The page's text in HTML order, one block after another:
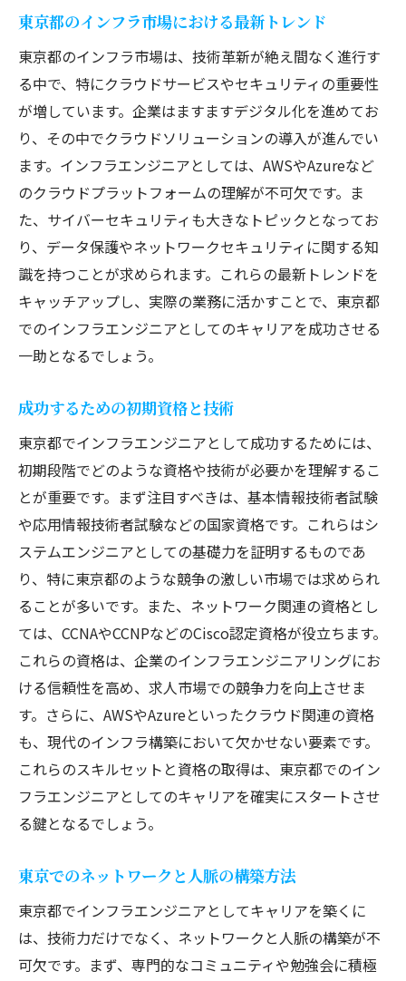
性
クラウドサービス活用による業務効率化の
実現
ネットワーク運用の経験を東京都でのインフラ
キャリアにどう繋げるか
ネットワーク運用の基本とその応用例
ネットワーク運用経験が東京都でのキャリ
アに与えるメリット
ネットワークトラブルシューティングの実
践例
東京都の企業におけるネットワーク戦略
ネットワーク運用のスキルアップ方法
ーション能力
東京都のシステム開発現場で求められるインフ
ラエンジニアの資質とは
システム開発とインフラ設計の連携
東京の開発現場で求められる柔軟性
プロジェクト管理スキルの重要性
東京都の企業文化に適応するためのヒント
インフラエンジニアのクリエイティブな考
え方
持続的成長を支えるフィードバックの活用
法
地方との違い東京都でインフラエンジニアが直
面する課題とその克服法
都市特有のインフラエンジニアリング課題
東京都の問題解決力を高める方法
東京都でのストレス管理とワークライフバ
ランス
都市部でのネットワークインフラの管理法
東京都のインフラ市場における最新トレンド
東京都のインフラ市場は、技術革新が絶え間なく進行す
る中で、特にクラウドサービスやセキュリティの重要性
が増しています。企業はますますデジタル化を進めてお
り、その中でクラウドソリューションの導入が進んでい
ます。インフラエンジニアとしては、AWSやAzureなど
のクラウドプラットフォームの理解が不可欠です。ま
た、サイバーセキュリティも大きなトピックとなってお
り、データ保護やネットワークセキュリティに関する知
識を持つことが求められます。これらの最新トレンドを
キャッチアップし、実際の業務に活かすことで、東京都
でのインフラエンジニアとしてのキャリアを成功させる
一助となるでしょう。
成功するための初期資格と技術
東京都でインフラエンジニアとして成功するためには、
初期段階でどのような資格や技術が必要かを理解するこ
とが重要です。まず注目すべきは、基本情報技術者試験
や応用情報技術者試験などの国家資格です。これらはシ
ステムエンジニアとしての基礎力を証明するものであ
り、特に東京都のような競争の激しい市場では求められ
ることが多いです。また、ネットワーク関連の資格とし
ては、CCNAやCCNPなどのCisco認定資格が役立ちます。
これらの資格は、企業のインフラエンジニアリングにお
ける信頼性を高め、求人市場での競争力を向上させま
す。さらに、AWSやAzureといったクラウド関連の資格
も、現代のインフラ構築において欠かせない要素です。
これらのスキルセットと資格の取得は、東京都でのイン
フラエンジニアとしてのキャリアを確実にスタートさせ
る鍵となるでしょう。
東京でのネットワークと人脈の構築方法
東京都でインフラエンジニアとしてキャリアを築くに
は、技術力だけでなく、ネットワークと人脈の構築が不
可欠です。まず、専門的なコミュニティや勉強会に積極